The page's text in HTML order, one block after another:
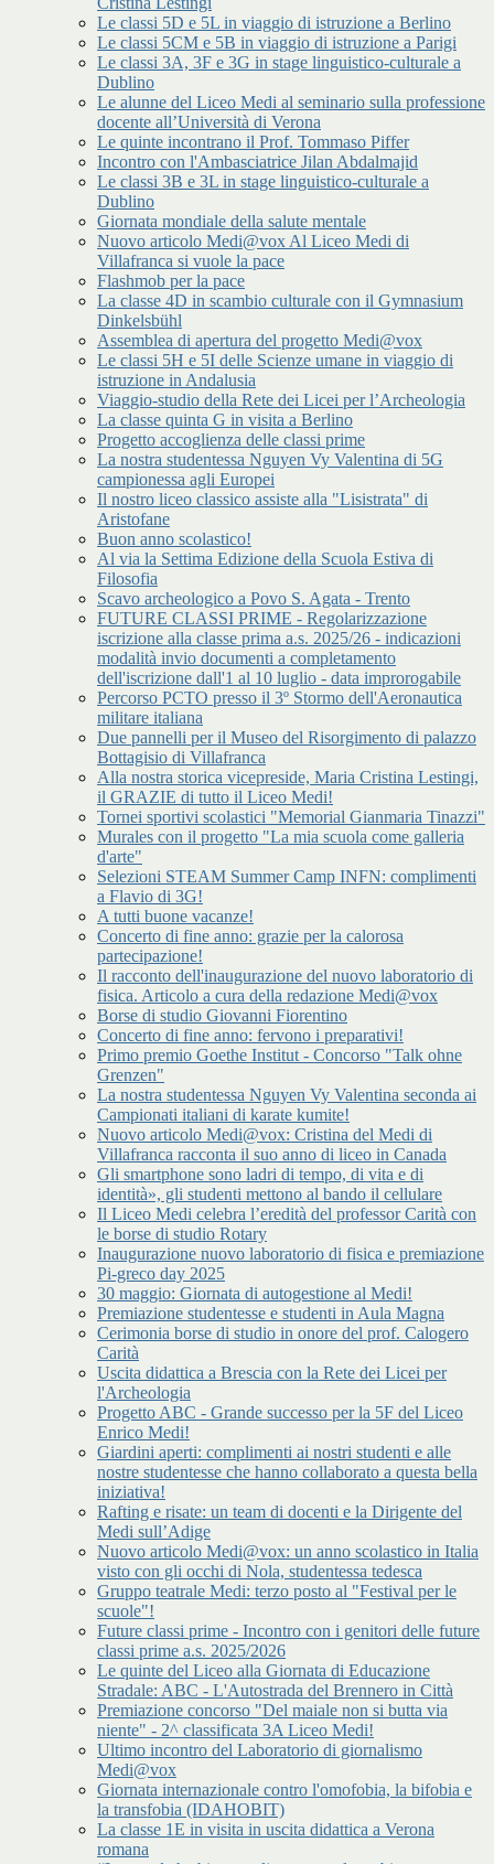
Le classi 5D e 5L in viaggio di istruzione a Berlino
Le classi 5CM e 5B in viaggio di istruzione a Parigi
Le classi 3A, 3F e 3G in stage linguistico-culturale a
Dublino
Le alunne del Liceo Medi al seminario sulla professione
docente all’Università di Verona
Le quinte incontrano il Prof. Tommaso Piffer
Incontro con l'Ambasciatrice Jilan Abdalmajid
Le classi 3B e 3L in stage linguistico-culturale a
Dublino
Giornata mondiale della salute mentale
Nuovo articolo Medi@vox Al Liceo Medi di
Villafranca si vuole la pace
Flashmob per la pace
La classe 4D in scambio culturale con il Gymnasium
Dinkelsbühl
Assemblea di apertura del progetto Medi@vox
Le classi 5H e 5I delle Scienze umane in viaggio di
istruzione in Andalusia
Viaggio-studio della Rete dei Licei per l’Archeologia
La classe quinta G in visita a Berlino
Progetto accoglienza delle classi prime
La nostra studentessa Nguyen Vy Valentina di 5G
campionessa agli Europei
Il nostro liceo classico assiste alla "Lisistrata" di
Aristofane
Buon anno scolastico!
Al via la Settima Edizione della Scuola Estiva di
Filosofia
Scavo archeologico a Povo S. Agata - Trento
FUTURE CLASSI PRIME - Regolarizzazione
iscrizione alla classe prima a.s. 2025/26 - indicazioni
modalità invio documenti a completamento
dell'iscrizione dall'1 al 10 luglio - data improrogabile
Percorso PCTO presso il 3º Stormo dell'Aeronautica
militare italiana
Due pannelli per il Museo del Risorgimento di palazzo
Bottagisio di Villafranca
Alla nostra storica vicepreside, Maria Cristina Lestingi,
il GRAZIE di tutto il Liceo Medi!
Tornei sportivi scolastici "Memorial Gianmaria Tinazzi"
Murales con il progetto "La mia scuola come galleria
d'arte"
Selezioni STEAM Summer Camp INFN: complimenti
a Flavio di 3G!
A tutti buone vacanze!
Concerto di fine anno: grazie per la calorosa
partecipazione!
Il racconto dell'inaugurazione del nuovo laboratorio di
fisica. Articolo a cura della redazione Medi@vox
Borse di studio Giovanni Fiorentino
Concerto di fine anno: fervono i preparativi!
Primo premio Goethe Institut - Concorso "Talk ohne
Grenzen"
La nostra studentessa Nguyen Vy Valentina seconda ai
Campionati italiani di karate kumite!
Nuovo articolo Medi@vox: Cristina del Medi di
Villafranca racconta il suo anno di liceo in Canada
Gli smartphone sono ladri di tempo, di vita e di
identità», gli studenti mettono al bando il cellulare
Il Liceo Medi celebra l’eredità del professor Carità con
le borse di studio Rotary
Inaugurazione nuovo laboratorio di fisica e premiazione
Pi-greco day 2025
30 maggio: Giornata di autogestione al Medi!
Premiazione studentesse e studenti in Aula Magna
Cerimonia borse di studio in onore del prof. Calogero
Carità
Uscita didattica a Brescia con la Rete dei Licei per
l'Archeologia
Progetto ABC - Grande successo per la 5F del Liceo
Enrico Medi!
Giardini aperti: complimenti ai nostri studenti e alle
nostre studentesse che hanno collaborato a questa bella
iniziativa!
Rafting e risate: un team di docenti e la Dirigente del
Medi sull’Adige
Nuovo articolo Medi@vox: un anno scolastico in Italia
visto con gli occhi di Nola, studentessa tedesca
Gruppo teatrale Medi: terzo posto al "Festival per le
scuole"!
Future classi prime - Incontro con i genitori delle future
classi prime a.s. 2025/2026
Le quinte del Liceo alla Giornata di Educazione
Stradale: ABC - L'Autostrada del Brennero in Città
Premiazione concorso "Del maiale non si butta via
niente" - 2^ classificata 3A Liceo Medi!
Ultimo incontro del Laboratorio di giornalismo
Medi@vox
Giornata internazionale contro l'omofobia, la bifobia e
la transfobia (IDAHOBIT)
La classe 1E in visita in uscita didattica a Verona
romana